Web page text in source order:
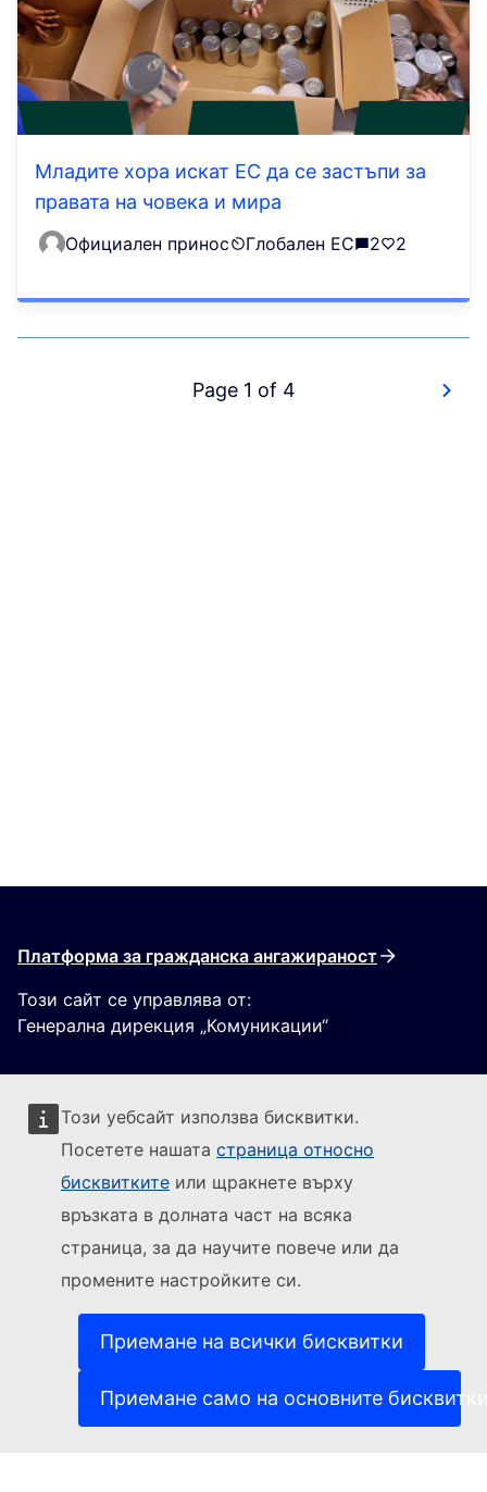
Този уебсайт използва бисквитки.
Посетете нашата страница относно
бисквитките или щракнете върху
връзката в долната част на всяка
страница, за да научите повече или да
промените настройките си.
Приемане на всички бисквитки
Приемане само на основните
Младите хора искат ЕС да се застъпи за
правата на човека и мира
Официален принос Глобален ЕС 2 2
Page 1 of 4
Платформа за гражданска ангажираност
Този сайт се управлява от:
Генерална дирекция „Комуникации“
Sledujte Evropskou komisi
За контакти(Външна връзка)
Докладване на ИТ уязвимост (Външна връзка)
Езици на нашите уебсайтове(Външна връзка)
Бисквитки(Външна връзка)
Политика за поверителност
Правна информация
Достъпност